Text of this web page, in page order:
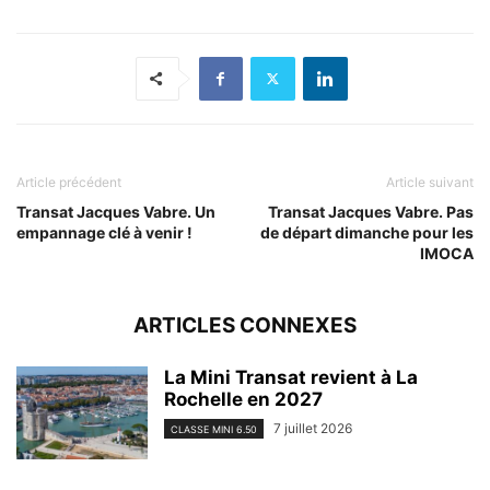
Article précédent
Transat Jacques Vabre. Un
empannage clé à venir !
Article suivant
Transat Jacques Vabre. Pas
de départ dimanche pour les
IMOCA
ARTICLES CONNEXES
La Mini Transat revient à La
Rochelle en 2027
CLASSE MINI 6.50 7 juillet 2026